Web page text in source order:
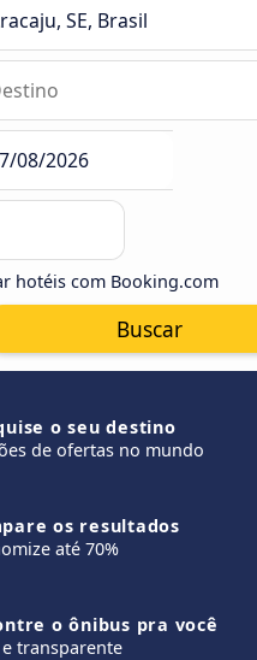
hotéis com Booking.com
Buscar
o seu destino
de ofertas no mundo
os resultados
até 70%
o ônibus pra você
e transparente